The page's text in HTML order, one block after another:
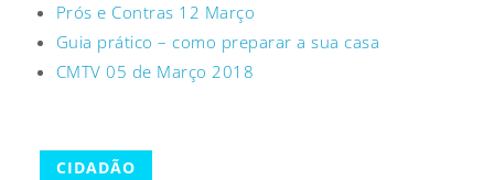
Prós e Contras 12 Março
Guia prático – como preparar a sua casa
CMTV 05 de Março 2018
CIDADÃO